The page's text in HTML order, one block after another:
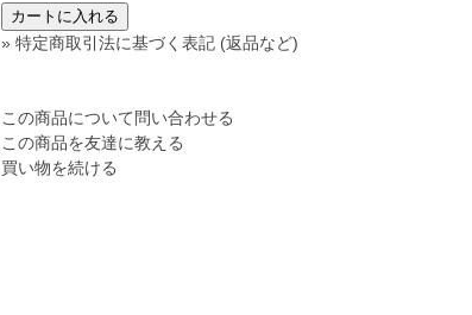
» 特定商取引法に基づく表記 (返品など)
この商品について問い合わせる
この商品を友達に教える
買い物を続ける